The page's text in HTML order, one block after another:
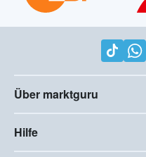
Über marktguru
Hilfe